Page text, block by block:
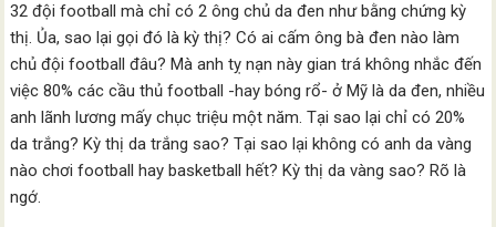
32 đội football mà chỉ có 2 ông chủ da đen như bằng chứng kỳ
thị. Ủa, sao lại gọi đó là kỳ thị? Có ai cấm ông bà đen nào làm
chủ đội football đâu? Mà anh tỵ nạn này gian trá không nhắc đến
việc 80% các cầu thủ football -hay bóng rổ- ở Mỹ là da đen, nhiều
anh lãnh lương mấy chục triệu một năm. Tại sao lại chỉ có 20%
da trắng? Kỳ thị da trắng sao? Tại sao lại không có anh da vàng
nào chơi football hay basketball hết? Kỳ thị da vàng sao? Rõ là
ngớ.